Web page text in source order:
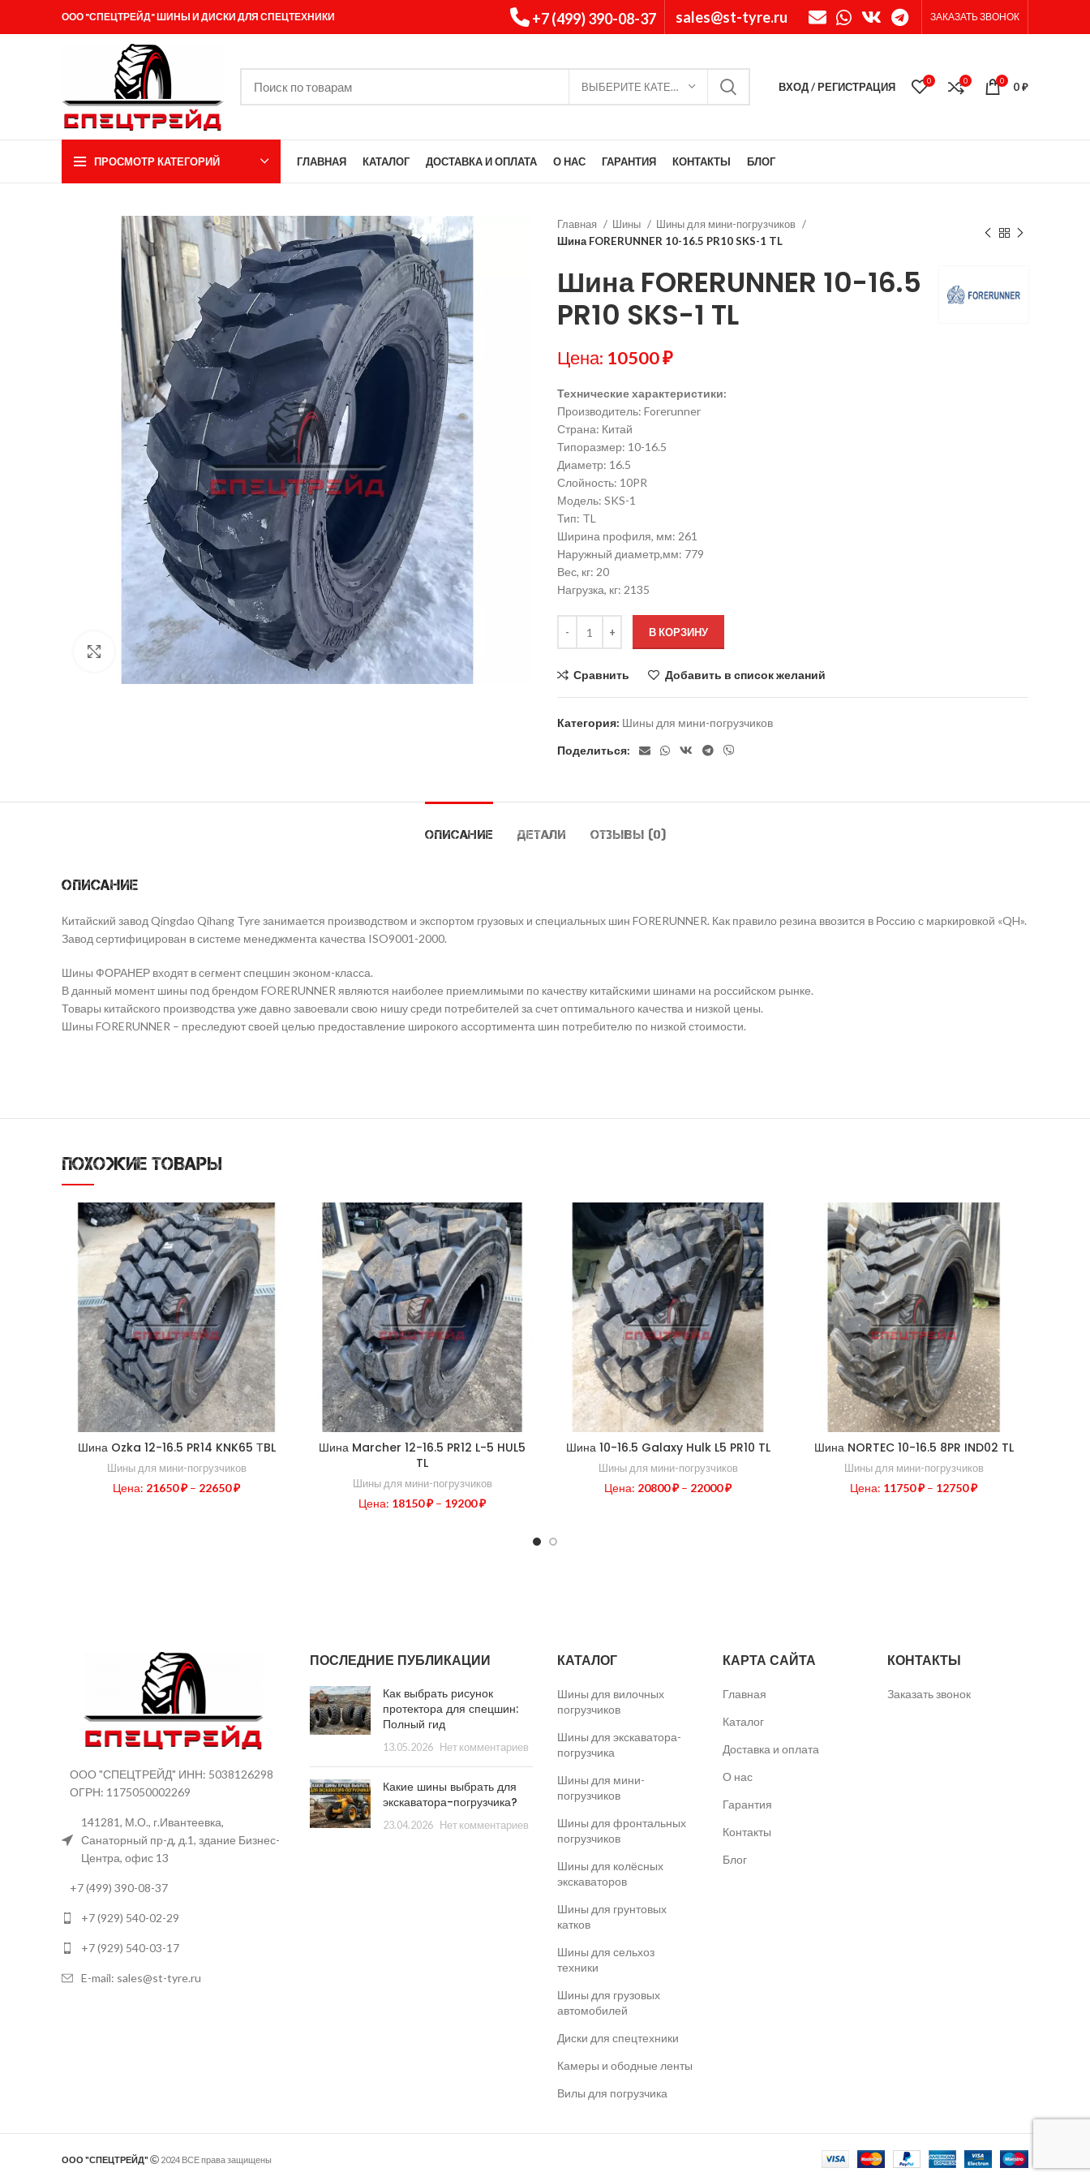
ООО "СПЕЦТРЕЙД" ШИНЫ И ДИСКИ ДЛЯ СПЕЦТЕХНИКИ +7 (499) 390-08-37 sales@st-tyre.ru ЗАКАЗАТЬ ЗВОНОК
ВЫБЕРИТЕ КАТЕГОРИЮ ВХОД / РЕГИСТРАЦИЯ 0 0 0 0₽
ПРОСМОТР КАТЕГОРИЙ ГЛАВНАЯ КАТАЛОГ ДОСТАВКА И ОПЛАТА О НАС ГАРАНТИЯ КОНТАКТЫ БЛОГ
Нажмите, чтобы увеличить
Главная Шины
Шины для мини-погрузчиков
Шина FORERUNNER 10-16.5 PR10 SKS-1 TL
Шина FORERUNNER 10-16.5
PR10 SKS-1 TL
Цена: 10500₽
Технические характеристики:
Производитель: Forerunner
Страна: Китай
Типоразмер: 10-16.5
Диаметр: 16.5
Слойность: 10PR
Модель: SKS-1
Тип: TL
Ширина профиля, мм: 261
Наружный диаметр,мм: 779
Вес, кг: 20
Нагрузка, кг: 2135
В КОРЗИНУ
Сравнить Добавить в список желаний
Категория: Шины для мини-погрузчиков
Поделиться:
ОПИСАНИЕ ДЕТАЛИ ОТЗЫВЫ (0)
Описание
Китайский завод Qingdao Qihang Tyre занимается производством и экспортом грузовых и специальных шин FORERUNNER. Как правило резина ввозится в Россию с маркировкой «QH».
Завод сертифицирован в системе менеджмента качества ISO9001-2000.
Шины ФОРАНЕР входят в сегмент спецшин эконом-класса.
В данный момент шины под брендом FORERUNNER являются наиболее приемлимыми по качеству китайскими шинами на российском рынке.
Товары китайского производства уже давно завоевали свою нишу среди потребителей за счет оптимального качества и низкой цены.
Шины FORERUNNER – преследуют своей целью предоставление широкого ассортимента шин потребителю по низкой стоимости.
ПОХОЖИЕ ТОВАРЫ
Шина Ozka 12-16.5 PR14 KNK65 ТBL
Шины для мини-погрузчиков
Цена: 21650₽– 22650₽
Шина Marcher 12-16.5 PR12 L-5 HUL5
TL
Шины для мини-погрузчиков
Цена: 18150₽– 19200₽
Шина 10-16.5 Galaxy Hulk L5 PR10 TL
Шины для мини-погрузчиков
Цена: 20800₽– 22000₽
Шина NORTEC 10-16.5 8PR IND02 TL
Шины для мини-погрузчиков
Цена: 11750₽– 12750₽
ООО "СПЕЦТРЕЙД" ИНН: 5038126298
ОГРН: 1175050002269
141281, М.О., г.Ивантеевка,
Санаторный пр-д, д.1, здание Бизнес-
Центра, офис 13
+7 (499) 390-08-37
+7 (929) 540-02-29
+7 (929) 540-03-17
E-mail: sales@st-tyre.ru
ПОСЛЕДНИЕ ПУБЛИКАЦИИ
​​Как выбрать рисунок
протектора для спецшин:
Полный гид
13.05.2026 Нет комментариев
Какие шины выбрать для
экскаватора-погрузчика?
23.04.2026 Нет комментариев
КАТАЛОГ
Шины для вилочных
погрузчиков
Шины для экскаватора-
погрузчика
Шины для мини-
погрузчиков
Шины для фронтальных
погрузчиков
Шины для колёсных
экскаваторов
Шины для грунтовых
катков
Шины для сельхоз
техники
Шины для грузовых
автомобилей
Диски для спецтехники
Камеры и ободные ленты
Вилы для погрузчика
КАРТА САЙТА
Главная
Каталог
Доставка и оплата
О нас
Гарантия
Контакты
Блог
КОНТАКТЫ
Заказать звонок
ООО "СПЕЦТРЕЙД" 2024 ВСЕ права защищены